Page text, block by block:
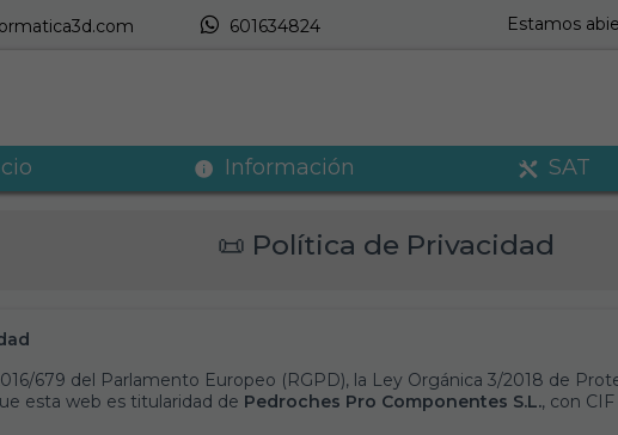
601634824 Estamos
Información SAT
📜 Política de Privacidad
679 del Parlamento Europeo (RGPD), la Ley Orgánica 3/2018 de
esta web es titularidad de Pedroches Pro Componentes S.L., con